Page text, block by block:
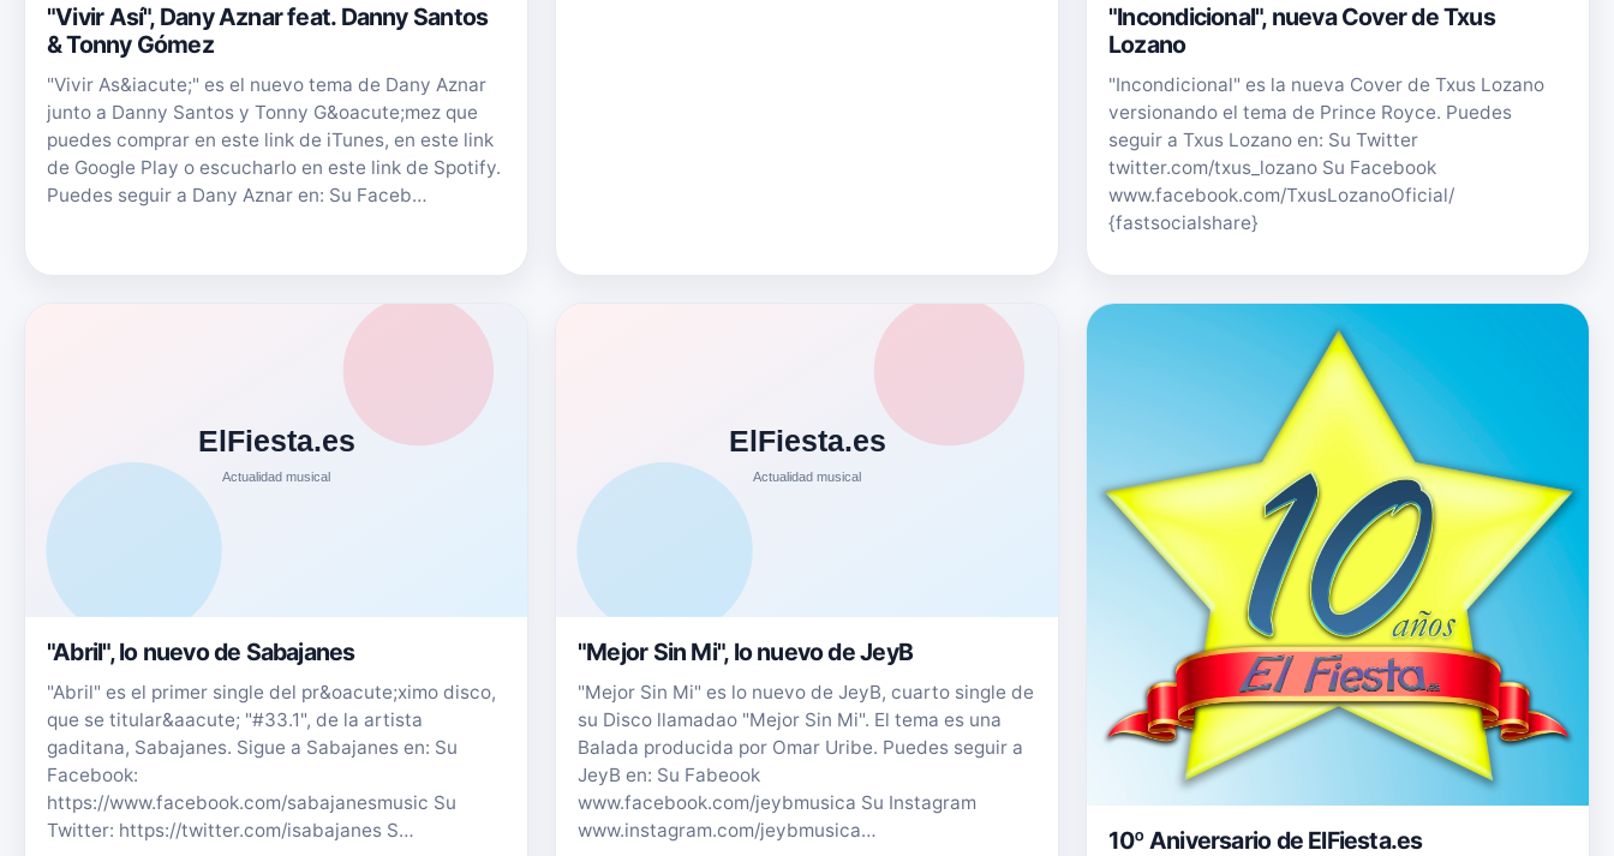
"Vivir Así", Dany Aznar feat. Danny Santos
& Tonny Gómez
"Vivir As&iacute;" es el nuevo tema de Dany Aznar
junto a Danny Santos y Tonny G&oacute;mez que
puedes comprar en este link de iTunes, en este link
de Google Play o escucharlo en este link de Spotify.
Puedes seguir a Dany Aznar en: Su Faceb…
"Incondicional", nueva Cover de Txus
Lozano
"Incondicional" es la nueva Cover de Txus Lozano
versionando el tema de Prince Royce. Puedes
seguir a Txus Lozano en: Su Twitter
twitter.com/txus_lozano Su Facebook
www.facebook.com/TxusLozanoOficial/
{fastsocialshare}
"Abril", lo nuevo de Sabajanes
"Abril" es el primer single del pr&oacute;ximo disco,
que se titular&aacute; "#33.1", de la artista
gaditana, Sabajanes. Sigue a Sabajanes en: Su
Facebook:
https://www.facebook.com/sabajanesmusic Su
Twitter: https://twitter.com/isabajanes S…
"Mejor Sin Mi", lo nuevo de JeyB
"Mejor Sin Mi" es lo nuevo de JeyB, cuarto single de
su Disco llamadao "Mejor Sin Mi". El tema es una
Balada producida por Omar Uribe. Puedes seguir a
JeyB en: Su Fabeook
www.facebook.com/jeybmusica Su Instagram
www.instagram.com/jeybmusica…
10º Aniversario de ElFiesta.es